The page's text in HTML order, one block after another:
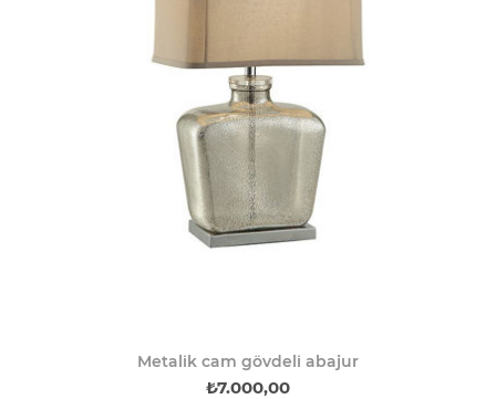
Metalik cam gövdeli abajur
₺7.000,00